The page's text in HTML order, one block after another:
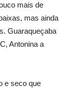
mais de
mas ainda
Guaraqueçaba
Antonina a
e seco que